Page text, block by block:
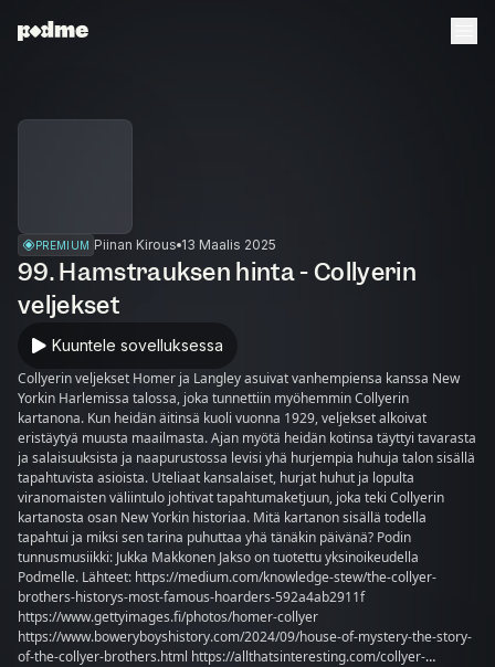
PREMIUM Piinan Kirous 13 Maalis 2025
99. Hamstrauksen hinta - Collyerin
veljekset
Kuuntele sovelluksessa
Collyerin veljekset Homer ja Langley asuivat vanhempiensa kanssa New
Yorkin Harlemissa talossa, joka tunnettiin myöhemmin Collyerin
kartanona. Kun heidän äitinsä kuoli vuonna 1929, veljekset alkoivat
eristäytyä muusta maailmasta. Ajan myötä heidän kotinsa täyttyi tavarasta
ja salaisuuksista ja naapurustossa levisi yhä hurjempia huhuja talon sisällä
tapahtuvista asioista. Uteliaat kansalaiset, hurjat huhut ja lopulta
viranomaisten väliintulo johtivat tapahtumaketjuun, joka teki Collyerin
kartanosta osan New Yorkin historiaa. Mitä kartanon sisällä todella
tapahtui ja miksi sen tarina puhuttaa yhä tänäkin päivänä? Podin
tunnusmusiikki: Jukka Makkonen Jakso on tuotettu yksinoikeudella
Podmelle. Lähteet: https://medium.com/knowledge-stew/the-collyer-
brothers-historys-most-famous-hoarders-592a4ab2911f
https://www.gettyimages.fi/photos/homer-collyer
https://www.boweryboyshistory.com/2024/09/house-of-mystery-the-story-
of-the-collyer-brothers.html https://allthatsinteresting.com/collyer-